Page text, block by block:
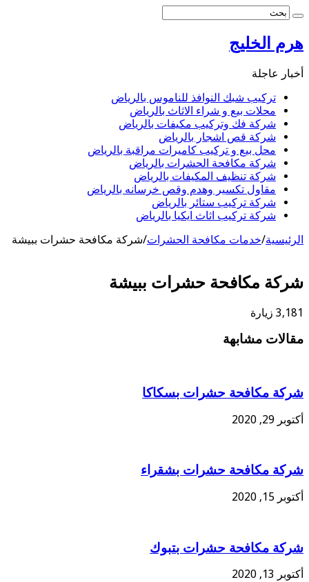
هرم الخليج
أخبار عاجلة
تركيب شبك النوافذ للناموس بالرياض
محلات بيع و شراء الاثاث بالرياض
شركة فك وتركيب مكيفات بالرياض
شركة قص اشجار بالرياض
محل بيع و تركيب كاميرات مراقبة بالرياض
شركة مكافحة الحشرات بالرياض
شركة تنظيف المكيفات بالرياض
مقاول تكسير وهدم وقص خرسانه بالرياض
شركة تركيب ستائر بالرياض
شركة تركيب اثاث ايكيا بالرياض
الرئيسية/خدمات مكافحة الحشرات/شركة مكافحة حشرات ببيشة
شركة مكافحة حشرات ببيشة
3,181 زيارة
مقالات مشابهة
شركة مكافحة حشرات بسكاكا
أكتوبر 29, 2020
شركة مكافحة حشرات بشقراء
أكتوبر 15, 2020
شركة مكافحة حشرات بتبوك
أكتوبر 13, 2020